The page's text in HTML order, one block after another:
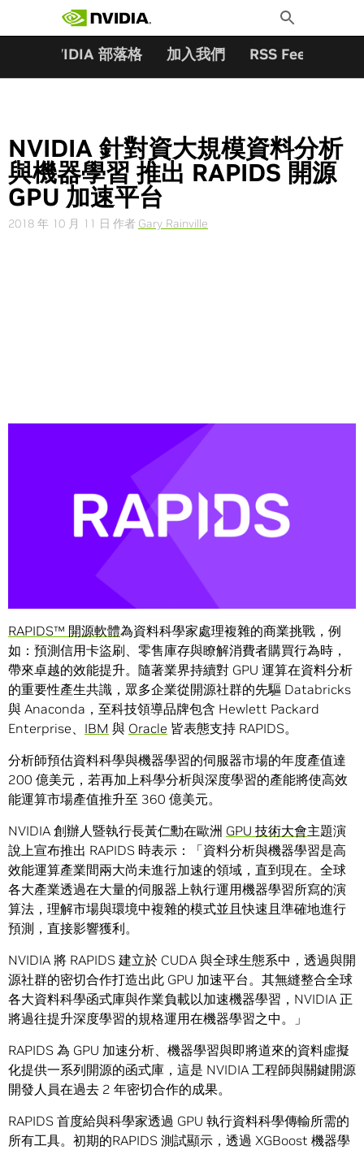
Toggle
Search
NVIDIA 部落格 加入我們 RSS Feeds
NVIDIA 針對資大規模資料分析
與機器學習 推出 RAPIDS 開源
GPU 加速平台
2018 年 10 月 11 日 作者 Gary Rainville
HPE、IBM、Oracle、開源社群與新創公司皆透過整合
RAPIDS 為端對端預測資料分析提供卓越的效能提升。
RAPIDS™ 開源軟體為資料科學家處理複雜的商業挑戰，例
如：預測信用卡盜刷、零售庫存與瞭解消費者購買行為時，
帶來卓越的效能提升。隨著業界持續對 GPU 運算在資料分析
的重要性產生共識，眾多企業從開源社群的先驅 Databricks
與 Anaconda，至科技領導品牌包含 Hewlett Packard
Enterprise、 IBM 與 Oracle 皆表態支持 RAPIDS。
分析師預估資料科學與機器學習的伺服器市場的年度產值達
200 億美元，若再加上科學分析與深度學習的產能將使高效
能運算市場產值推升至 360 億美元。
NVIDIA 創辦人暨執行長黃仁勳在歐洲 GPU 技術大會主題演
說上宣布推出 RAPIDS 時表示：「資料分析與機器學習是高
效能運算產業間兩大尚未進行加速的領域，直到現在。全球
各大產業透過在大量的伺服器上執行運用機器學習所寫的演
算法，理解市場與環境中複雜的模式並且快速且準確地進行
預測，直接影響獲利。
NVIDIA 將 RAPIDS 建立於 CUDA 與全球生態系中，透過與開
源社群的密切合作打造出此 GPU 加速平台。其無縫整合全球
各大資料科學函式庫與作業負載以加速機器學習，NVIDIA 正
將過往提升深度學習的規格運用在機器學習之中。」
RAPIDS 為 GPU 加速分析、機器學習與即將道來的資料虛擬
化提供一系列開源的函式庫，這是 NVIDIA 工程師與關鍵開源
開發人員在過去 2 年密切合作的成果。
RAPIDS 首度給與科學家透過 GPU 執行資料科學傳輸所需的
所有工具。初期的RAPIDS 測試顯示，透過 XGBoost 機器學